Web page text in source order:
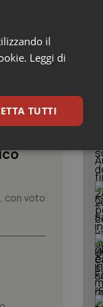
con voto
il
Leggi di
TUTTI
sulle pagine